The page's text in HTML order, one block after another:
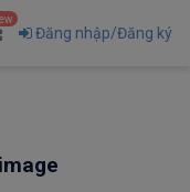
Đăng nhập/Đăng ký